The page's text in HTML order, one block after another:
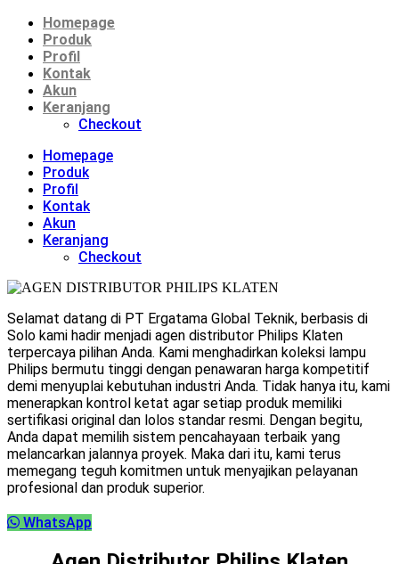
Homepage
Produk
Profil
Kontak
Akun
Keranjang
Checkout
Homepage
Produk
Profil
Kontak
Akun
Keranjang
Checkout
Selamat datang di PT Ergatama Global Teknik, berbasis di
Solo kami hadir menjadi agen distributor Philips Klaten
terpercaya pilihan Anda. Kami menghadirkan koleksi lampu
Philips bermutu tinggi dengan penawaran harga kompetitif
demi menyuplai kebutuhan industri Anda. Tidak hanya itu, kami
menerapkan kontrol ketat agar setiap produk memiliki
sertifikasi original dan lolos standar resmi. Dengan begitu,
Anda dapat memilih sistem pencahayaan terbaik yang
melancarkan jalannya proyek. Maka dari itu, kami terus
memegang teguh komitmen untuk menyajikan pelayanan
profesional dan produk superior.
WhatsApp